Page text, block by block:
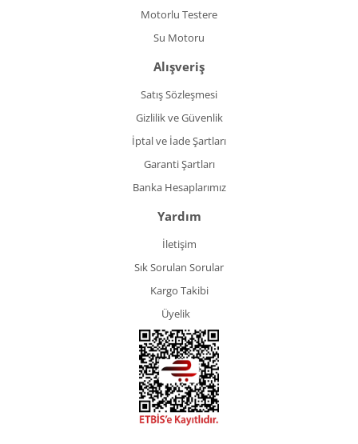
Motorlu Testere
Su Motoru
Alışveriş
Satış Sözleşmesi
Gizlilik ve Güvenlik
İptal ve İade Şartları
Garanti Şartları
Banka Hesaplarımız
Yardım
İletişim
Sık Sorulan Sorular
Kargo Takibi
Üyelik